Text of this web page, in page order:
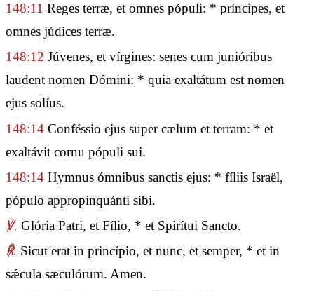
148:11 Reges terræ, et omnes pópuli: * príncipes, et
omnes júdices terræ.
148:12 Júvenes, et vírgines: senes cum junióribus
laudent nomen Dómini: * quia exaltátum est nomen
ejus solíus.
148:14 Conféssio ejus super cælum et terram: * et
exaltávit cornu pópuli sui.
148:14 Hymnus ómnibus sanctis ejus: * fíliis Israël,
pópulo appropinquánti sibi.
℣. Glória Patri, et Fílio, * et Spirítui Sancto.
℟. Sicut erat in princípio, et nunc, et semper, * et in
sǽcula sæculórum. Amen.